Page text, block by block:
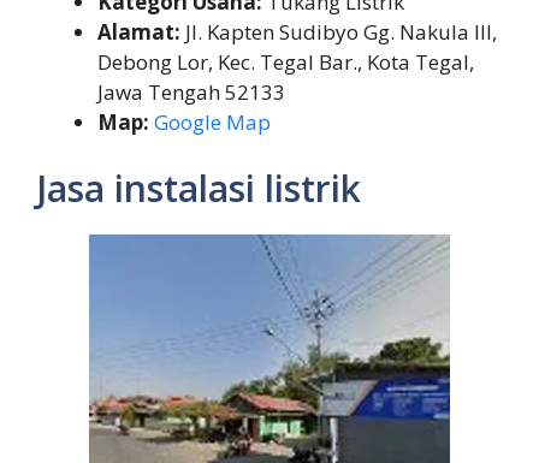
Alamat: Jl. Kapten Sudibyo Gg. Nakula III,
Debong Lor, Kec. Tegal Bar., Kota Tegal,
Jawa Tengah 52133
Map: Google Map
Jasa instalasi listrik